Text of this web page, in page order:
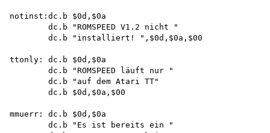
notinst:dc.b $0d,$0a
        dc.b "ROMSPEED V1.2 nicht "
        dc.b "installiert! ",$0d,$0a,$00
ttonly: dc.b $0d,$0a
        dc.b "ROMSPEED läuft nur "
        dc.b "auf dem Atari TT"
        dc.b $0d,$0a,$00
mmuerr: dc.b $0d,$0a
        dc.b "Es ist bereits ein "